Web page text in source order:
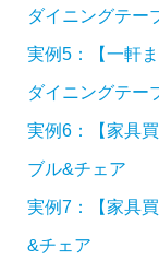
ダイニングテー
実例5：【一軒
ダイニングテー
実例6：【家具
ブル&チェア
実例7：【家具
&チェア